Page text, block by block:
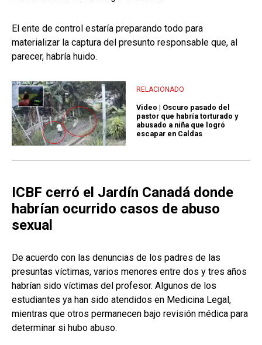
El ente de control estaría preparando todo para
materializar la captura del presunto responsable que, al
parecer, habría huido.
RELACIONADO
Video | Oscuro pasado del
pastor que habría torturado y
abusado a niña que logró
escapar en Caldas
ICBF cerró el Jardín Canadá donde
habrían ocurrido casos de abuso
sexual
De acuerdo con las denuncias de los padres de las
presuntas víctimas, varios menores entre dos y tres años
habrían sido víctimas del profesor. Algunos de los
estudiantes ya han sido atendidos en Medicina Legal,
mientras que otros permanecen bajo revisión médica para
determinar si hubo abuso.